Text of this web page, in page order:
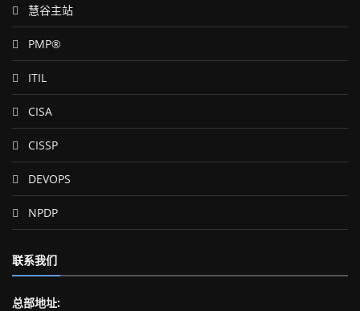
慧谷主站
PMP®
ITIL
CISA
CISSP
DEVOPS
NPDP
联系我们
总部地址: